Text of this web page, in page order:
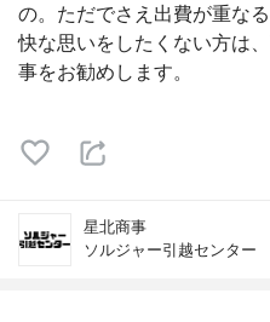
の。ただでさえ出費が重な
快な思いをしたくない方は
事をお勧めします。
星北商事
ソルジャー引越センター